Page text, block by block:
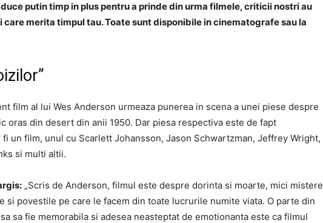
putin timp in plus pentru a prinde din urma filmele, criticii nostri au
merita timpul tau. Toate sunt disponibile in cinematografe sau la
film al lui Wes Anderson urmeaza punerea in scena a unei piese despre
oras din desert din anii 1950. Dar piesa respectiva este de fapt
fi un film, unul cu Scarlett Johansson, Jason Schwartzman, Jeffrey Wright,
si multi altii.
„Scris de Anderson, filmul este despre dorinta si moarte, mici mistere
si povestile pe care le facem din toate lucrurile numite viata. O parte din
sa fie memorabila si adesea neasteptat de emotionanta este ca filmul